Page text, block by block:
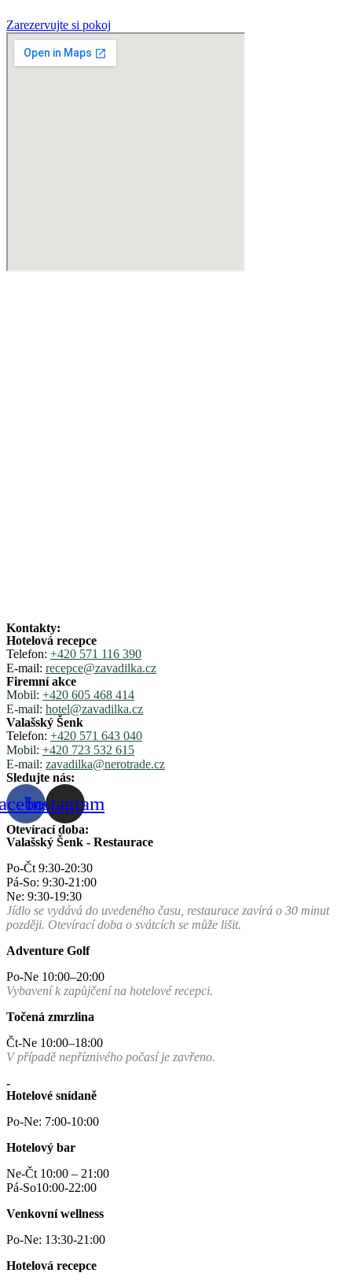
Zarezervujte si pokoj
Kontakty:
Hotelová recepce
Telefon: +420 571 116 390
E-mail: recepce@zavadilka.cz
Firemní akce
Mobil: +420 605 468 414
E-mail: hotel@zavadilka.cz
Valašský Šenk
Telefon: +420 571 643 040
Mobil: +420 723 532 615
E-mail: zavadilka@nerotrade.cz
Sledujte nás:
Instagram
Otevírací doba:
Valašský Šenk - Restaurace
Po-Čt 9:30-20:30
Pá-So: 9:30-21:00
Ne: 9:30-19:30
Jídlo se vydává do uvedeného času, restaurace zavírá o 30 minut
později. Otevírací doba o svátcích se může lišit.
Adventure Golf
Po-Ne 10:00–20:00
Vybavení k zapůjčení na hotelové recepci.
Točená zmrzlina
Čt-Ne 10:00–18:00
V případě nepříznivého počasí je zavřeno.
-
Hotelové snídaně
Po-Ne: 7:00-10:00
Hotelový bar
Ne-Čt 10:00 – 21:00
Pá-So10:00-22:00
Venkovní wellness
Po-Ne: 13:30-21:00
Hotelová recepce